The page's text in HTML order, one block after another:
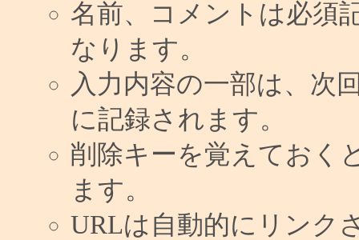
名前、コメントは必須
なります。
入力内容の一部は、次
に記録されます。
削除キーを覚えておく
ます。
URLは自動的にリンク